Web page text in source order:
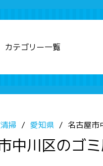
カテゴリー一覧
掃 愛知県 名古屋市
中川区のゴ